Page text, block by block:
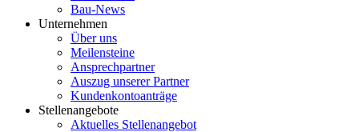
Bau-News
Unternehmen
Über uns
Meilensteine
Ansprechpartner
Auszug unserer Partner
Kundenkontoanträge
Stellenangebote
Aktuelles Stellenangebot